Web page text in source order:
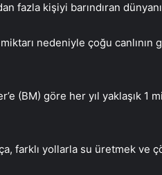
fazla kişiyi barındıran
miktarı nedeniyle çoğu
(BM) göre her yıl yaklaşık 1
farklı yollarla su üretmek